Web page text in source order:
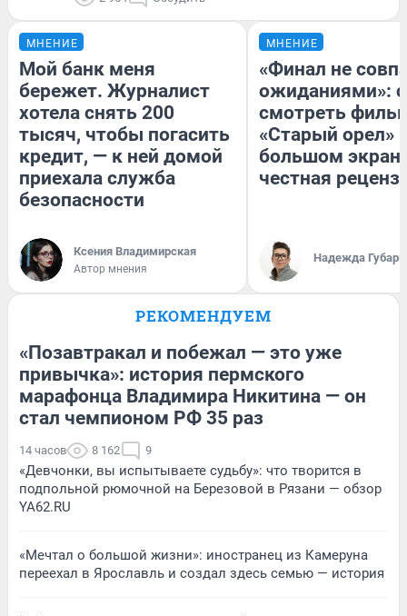
МНЕНИЕ
Мой банк меня
бережет. Журналист
хотела снять 200
тысяч, чтобы погасить
кредит, — к ней домой
приехала служба
безопасности
Ксения Владимирская
Автор мнения
МНЕНИЕ
«Финал не
ожиданиями»:
смотреть
«Старый орел»
большом
честная
Надежда Губарь
РЕКОМЕНДУЕМ
«Позавтракал и побежал — это уже
привычка»: история пермского
марафонца Владимира Никитина — он
стал чемпионом РФ 35 раз
14 часов 8 162 9
«Девчонки, вы испытываете судьбу»: что творится в
подпольной рюмочной на Березовой в Рязани — обзор
YA62.RU
«Мечтал о большой жизни»: иностранец из Камеруна
переехал в Ярославль и создал здесь семью — история